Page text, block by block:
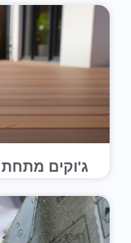
ג'וקים